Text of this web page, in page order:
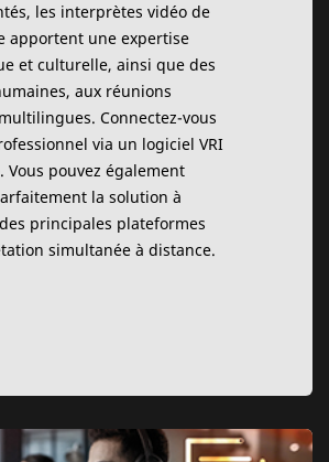
les interprètes vidéo de
apportent une expertise
et culturelle, ainsi que des
aux réunions
Connectez-vous
via un logiciel VRI
Vous pouvez également
la solution à
principales plateformes
simultanée à distance.